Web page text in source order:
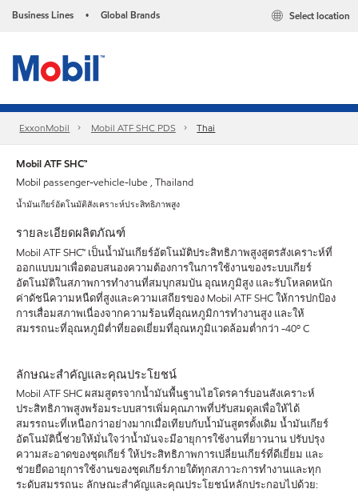
Business Lines • Global Brands Select location
ExxonMobil Mobil ATF SHC PDS Thai
Mobil ATF SHC™
Mobil passenger-vehicle-lube , Thailand
น้ำมันเกียร์อัตโนมัติสังเคราะห์ประสิทธิภาพสูง
รายละเอียดผลิตภัณฑ์
Mobil ATF SHC™ เป็นน้ำมันเกียร์อัตโนมัติประสิทธิภาพสูงสูตรสังเคราะห์ที่
ออกแบบมาเพื่อตอบสนองความต้องการในการใช้งานของระบบเกียร์
อัตโนมัติในสภาพการทำงานที่สมบุกสมบัน อุณหภูมิสูง และรับโหลดหนัก
ค่าดัชนีความหนืดที่สูงและความเสถียรของ Mobil ATF SHC ให้การปกป้อง
การเสื่อมสภาพเนื่องจากความร้อนที่อุณหภูมิการทำงานสูง และให้
สมรรถนะที่อุณหภูมิต่ำที่ยอดเยี่ยมที่อุณหภูมิแวดล้อมต่ำกว่า -40º C
ลักษณะสำคัญและคุณประโยชน์
Mobil ATF SHC ผสมสูตรจากน้ำมันพื้นฐานไฮโดรคาร์บอนสังเคราะห์
ประสิทธิภาพสูงพร้อมระบบสารเพิ่มคุณภาพที่ปรับสมดุลเพื่อให้ได้
สมรรถนะที่เหนือกว่าอย่างมากเมื่อเทียบกับน้ำมันสูตรดั้งเดิม น้ำมันเกียร์
อัตโนมัตินี้ช่วยให้มั่นใจว่าน้ำมันจะมีอายุการใช้งานที่ยาวนาน ปรับปรุง
ความสะอาดของชุดเกียร์ ให้ประสิทธิภาพการเปลี่ยนเกียร์ที่ดีเยี่ยม และ
ช่วยยืดอายุการใช้งานของชุดเกียร์ภายใต้ทุกสภาวะการทำงานและทุก
ระดับสมรรถนะ ลักษณะสำคัญและคุณประโยชน์หลักประกอบไปด้วย: